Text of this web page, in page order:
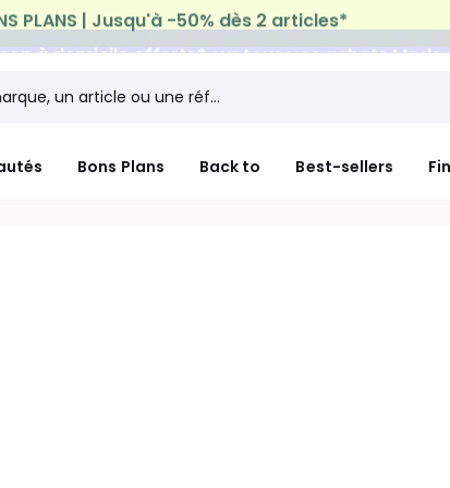
à domicile offerte*sur tous vos achats Mode
Bons Plans Back to Best-sellers